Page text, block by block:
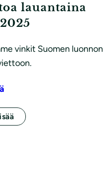
lauantaina
vinkit Suomen luonnon